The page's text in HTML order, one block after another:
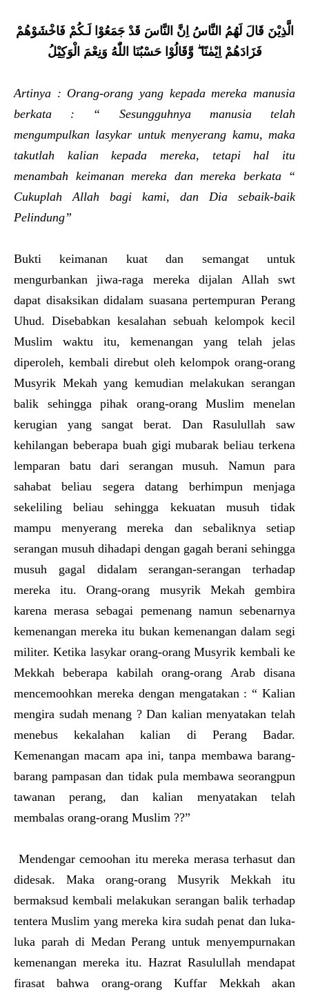
الَّذِيْنَ قَالَ لَهُمُ النَّاسُ اِنَّ النَّاسَ قَدْ جَمَعُوْا لَـكُمْ فَاخْشَوْهُمْ
فَزَادَهُمْ اِيْمٰنًا وَّقَالُوْا حَسْبُنَا اللّٰهُ وَنِعْمَ الْوَكِيْلُ
Artinya : Orang-orang yang kepada mereka manusia
berkata : “ Sesungguhnya manusia telah
mengumpulkan lasykar untuk menyerang kamu, maka
takutlah kalian kepada mereka, tetapi hal itu
menambah keimanan mereka dan mereka berkata “
Cukuplah Allah bagi kami, dan Dia sebaik-baik
Pelindung”
Bukti keimanan kuat dan semangat untuk
mengurbankan jiwa-raga mereka dijalan Allah swt
dapat disaksikan didalam suasana pertempuran Perang
Uhud. Disebabkan kesalahan sebuah kelompok kecil
Muslim waktu itu, kemenangan yang telah jelas
diperoleh, kembali direbut oleh kelompok orang-orang
Musyrik Mekah yang kemudian melakukan serangan
balik sehingga pihak orang-orang Muslim menelan
kerugian yang sangat berat. Dan Rasulullah saw
kehilangan beberapa buah gigi mubarak beliau terkena
lemparan batu dari serangan musuh. Namun para
sahabat beliau segera datang berhimpun menjaga
sekeliling beliau sehingga kekuatan musuh tidak
mampu menyerang mereka dan sebaliknya setiap
serangan musuh dihadapi dengan gagah berani sehingga
musuh gagal didalam serangan-serangan terhadap
mereka itu. Orang-orang musyrik Mekah gembira
karena merasa sebagai pemenang namun sebenarnya
kemenangan mereka itu bukan kemenangan dalam segi
militer. Ketika lasykar orang-orang Musyrik kembali ke
Mekkah beberapa kabilah orang-orang Arab disana
mencemoohkan mereka dengan mengatakan : “ Kalian
mengira sudah menang ? Dan kalian menyatakan telah
menebus kekalahan kalian di Perang Badar.
Kemenangan macam apa ini, tanpa membawa barang-
barang pampasan dan tidak pula membawa seorangpun
tawanan perang, dan kalian menyatakan telah
membalas orang-orang Muslim ??”
Mendengar cemoohan itu mereka merasa terhasut dan
didesak. Maka orang-orang Musyrik Mekkah itu
bermaksud kembali melakukan serangan balik terhadap
tentera Muslim yang mereka kira sudah penat dan luka-
luka parah di Medan Perang untuk menyempurnakan
kemenangan mereka itu. Hazrat Rasulullah mendapat
firasat bahwa orang-orang Kuffar Mekkah akan